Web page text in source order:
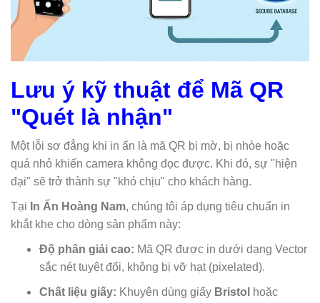
Lưu ý kỹ thuật để Mã QR
"Quét là nhận"
Một lỗi sơ đẳng khi in ấn là mã QR bị mờ, bị nhòe hoặc
quá nhỏ khiến camera không đọc được. Khi đó, sự "hiện
đại" sẽ trở thành sự "khó chịu" cho khách hàng.
Tại In Ấn Hoàng Nam, chúng tôi áp dụng tiêu chuẩn in
khắt khe cho dòng sản phẩm này:
Độ phân giải cao: Mã QR được in dưới dạng Vector
sắc nét tuyệt đối, không bị vỡ hạt (pixelated).
Chất liệu giấy: Khuyên dùng giấy Bristol
hoặc